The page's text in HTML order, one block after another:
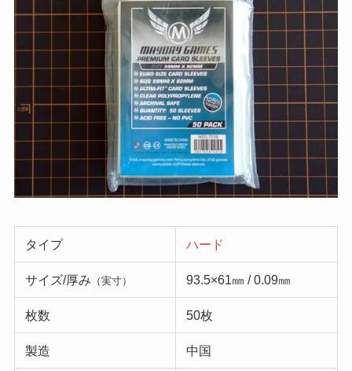
タイプ ハード
サイズ/厚み （実寸） 93.5×61㎜ / 0.09㎜
枚数 50枚
製造 中国